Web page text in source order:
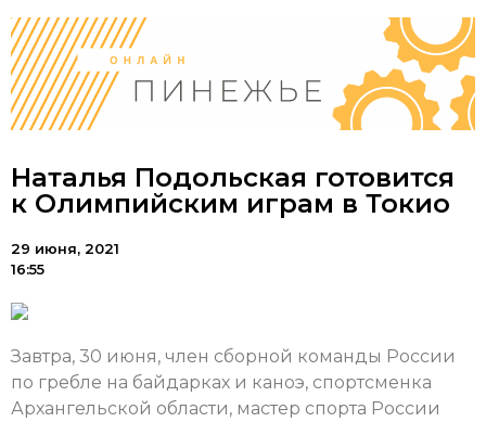
Наталья Подольская готовится
к Олимпийским играм в Токио
29 июня, 2021
16:55
Завтра, 30 июня, член сборной команды России
по гребле на байдарках и каноэ, спортсменка
Архангельской области, мастер спорта России